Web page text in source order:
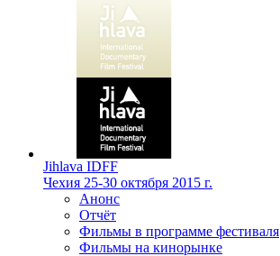
Jihlava IDFF
Чехия 25-30 октября 2015 г.
Анонс
Отчёт
Фильмы в программе фестиваля
Фильмы на кинорынке